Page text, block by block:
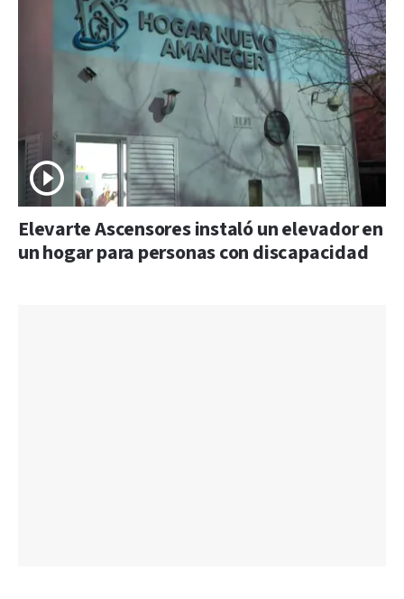
Elevarte Ascensores instaló un elevador en
un hogar para personas con discapacidad